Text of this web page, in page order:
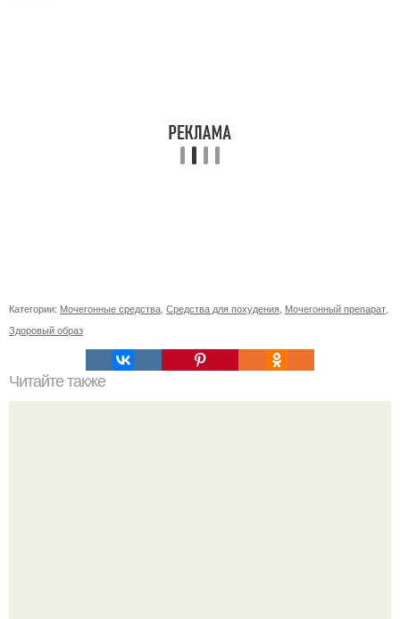
Категории: Мочегонные средства, Средства для похудения, Мочегонный препарат,
Здоровый образ
Читайте также